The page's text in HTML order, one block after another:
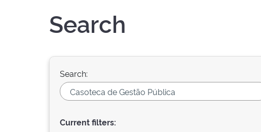
Search
Search:
Current filters: